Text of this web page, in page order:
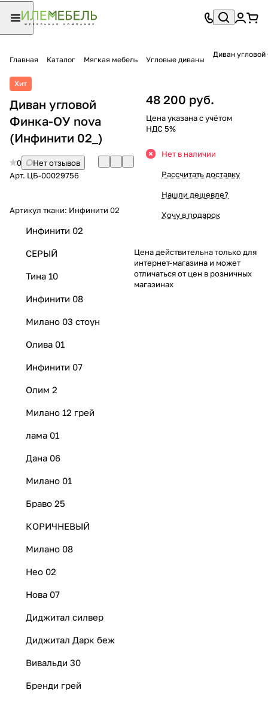
Главная Каталог Мягкая мебель Угловые диваны
Диван
Хит
Диван угловой
Финка-ОУ nova
(Инфинити 02_)
0
Нет отзывов
Арт. ЦБ-00029756
Артикул ткани: Инфинити 02
Инфинити 02
СЕРЫЙ
Тина 10
Инфинити 08
Милано 03 стоун
Олива 01
Инфинити 07
Олим 2
Милано 12 грей
лама 01
Дана 06
Милано 01
Браво 25
КОРИЧНЕВЫЙ
Милано 08
Нео 02
Нова 07
Диджитал силвер
Диджитал Дарк беж
Вивальди 30
Бренди грей
48 200 руб.
Цена указана с учётом
НДС 5%
Нет в наличии
Рассчитать доставку
Нашли дешевле?
Хочу в подарок
Цена действительна только для
интернет-магазина и может
отличаться от цен в розничных
магазинах